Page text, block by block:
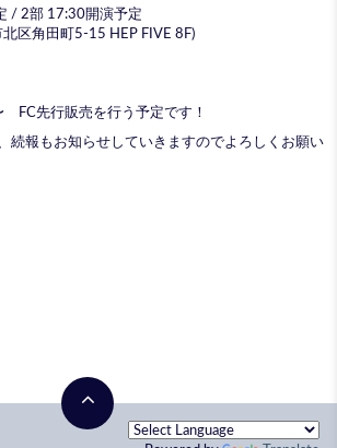
/ 2部 17:30開演予定
区角田町5-15 HEP FIVE 8F)
先行販売を行う予定です！
続報もお知らせしていきますのでよろしくお願い